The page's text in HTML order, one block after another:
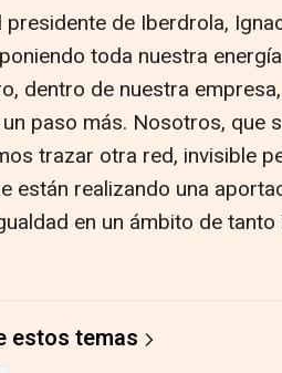
de Iberdrola,
toda nuestra
dentro de nuestra
paso más. Nosotros, que
trazar otra red, invisible
están realizando una
en un ámbito de
estos temas